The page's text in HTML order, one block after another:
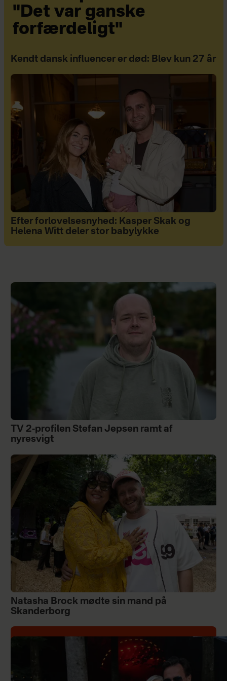
"Det var ganske
forfærdeligt"
Kendt dansk influencer er død: Blev kun 27 år
Efter forlovelsesnyhed: Kasper Skak og
Helena Witt deler stor babylykke
TV 2-profilen Stefan Jepsen ramt af
nyresvigt
Natasha Brock mødte sin mand på
Skanderborg